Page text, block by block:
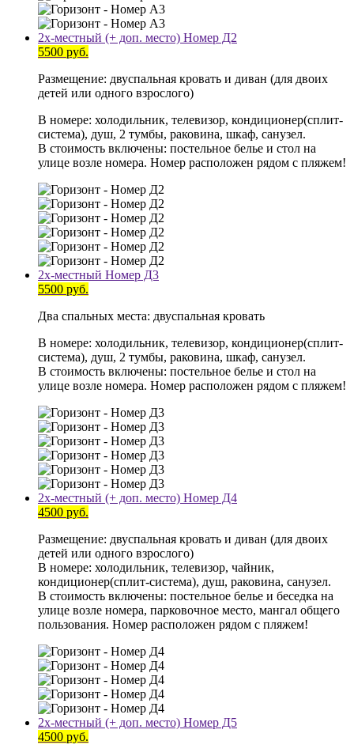
2х-местный (+ доп. место) Номер Д2
5500 руб.
Размещение: двуспальная кровать и диван (для двоих
детей или одного взрослого)
В номере: холодильник, телевизор, кондиционер(сплит-
система), душ, 2 тумбы, раковина, шкаф, санузел.
В стоимость включены: постельное белье и стол на
улице возле номера. Номер расположен рядом с пляжем!
2х-местный Номер Д3
5500 руб.
Два спальных места: двуспальная кровать
В номере: холодильник, телевизор, кондиционер(сплит-
система), душ, 2 тумбы, раковина, шкаф, санузел.
В стоимость включены: постельное белье и стол на
улице возле номера. Номер расположен рядом с пляжем!
2х-местный (+ доп. место) Номер Д4
4500 руб.
Размещение: двуспальная кровать и диван (для двоих
детей или одного взрослого)
В номере: холодильник, телевизор, чайник,
кондиционер(сплит-система), душ, раковина, санузел.
В стоимость включены: постельное белье и беседка на
улице возле номера, парковочное место, мангал общего
пользования. Номер расположен рядом с пляжем!
2х-местный (+ доп. место) Номер Д5
4500 руб.